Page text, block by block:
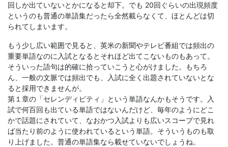
回しか出ていないとかになると却下。でも 20回ぐらいの出現頻度
というのも普通の単語集だったら全然載らなくて、ほとんどは切
られてしまいます。
もう少し広い範囲で見ると、英米の新聞やテレビ番組では頻出の
重要単語なのに入試となるとそれほど出てこないものもあって。
そういった語句は的確に拾っていこうと心がけました。もちろ
ん、一般の文脈では頻出でも、入試に全く出題されていないとな
ると採用できませんが。
第１章の「セレンディピティ」という単語なんかもそうです。入
試で何百回も出ている単語ではないんだけど、毎年のようにどこ
かで話題にされていて、なおかつ入試よりも広いスコープで見れ
ば当たり前のように使われているという単語。そういうものも取
り上げました。普通の単語集なら載せていないでしょうね。